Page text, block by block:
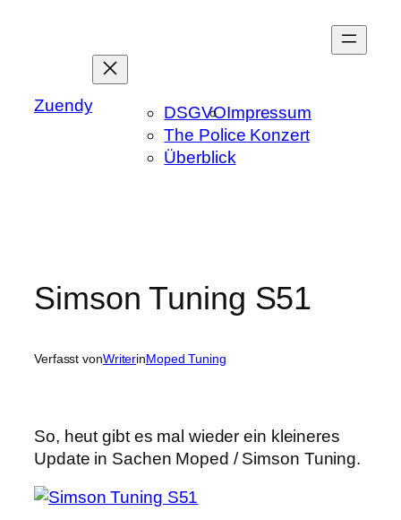
Zuendy DSGVOImpressum
The Police Konzert
Überblick
Simson Tuning S51
Verfasst vonWriterinMoped Tuning
So, heut gibt es mal wieder ein kleineres
Update in Sachen Moped / Simson Tuning.